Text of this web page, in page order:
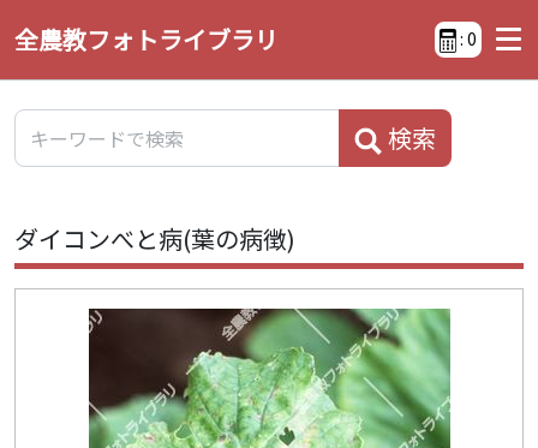
全農教フォトライブラリ : 0
検索
ダイコンべと病(葉の病徴)